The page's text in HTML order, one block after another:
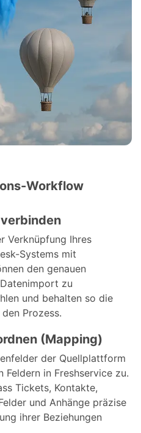
Workflow
Verknüpfung Ihres
Systems mit
den genauen
zu
und behalten so die
Prozess.
(Mapping)
der Quellplattform
Feldern in Freshservice zu.
Tickets, Kontakte,
und Anhänge präzise
ihrer Beziehungen